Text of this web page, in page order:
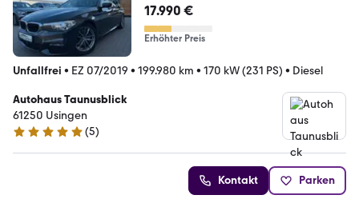
17.990 €
Erhöhter Preis
Unfallfrei • EZ 07/2019 • 199.980 km • 170 kW (231 PS) • Diesel
Autohaus Taunusblick
61250 Usingen
4.9 Sterne
(5)
Kontakt Parken